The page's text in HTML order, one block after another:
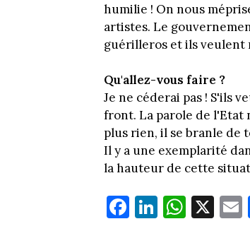
humilie ! On nous
artistes. Le
guérilleros et ils veulent
Qu'allez-vous faire ?
Je ne céderai pas ! S'ils
front. La parole de l'Etat
plus rien, il se branle de
Il y a une exemplarité
la hauteur de cette
Fa
ce
Li
nk
W
ha
X